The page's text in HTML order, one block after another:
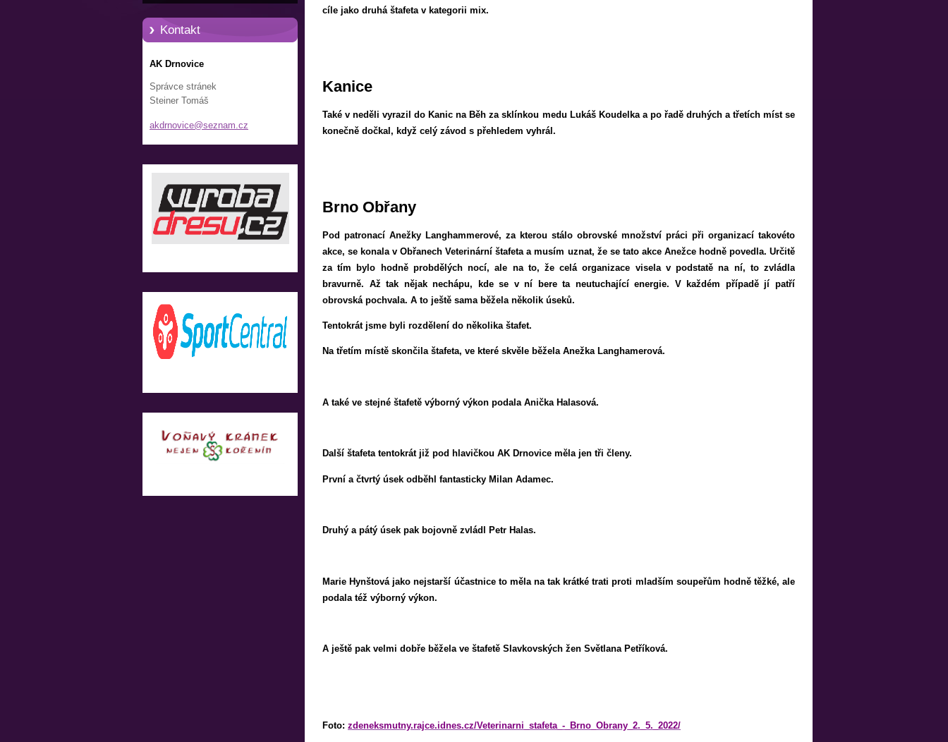
Kontakt
AK Drnovice
Správce stránek
Steiner Tomáš
akdrnovice@seznam.cz
cíle jako druhá štafeta v kategorii mix.
Kanice
Také v neděli vyrazil do Kanic na Běh za sklínkou medu Lukáš Koudelka a po řadě druhých a třetích míst se
konečně dočkal, když celý závod s přehledem vyhrál.
Brno Obřany
Pod patronací Anežky Langhammerové, za kterou stálo obrovské množství práci při organizací takovéto
akce, se konala v Obřanech Veterinární štafeta a musím uznat, že se tato akce Anežce hodně povedla. Určitě
za tím bylo hodně probdělých nocí, ale na to, že celá organizace visela v podstatě na ní, to zvládla
bravurně. Až tak nějak nechápu, kde se v ní bere ta neutuchající energie. V každém případě jí patří
obrovská pochvala. A to ještě sama běžela několik úseků.
Tentokrát jsme byli rozdělení do několika štafet.
Na třetím místě skončila štafeta, ve které skvěle běžela Anežka Langhamerová.
A také ve stejné štafetě výborný výkon podala Anička Halasová.
Další štafeta tentokrát již pod hlavičkou AK Drnovice měla jen tři členy.
První a čtvrtý úsek odběhl fantasticky Milan Adamec.
Druhý a pátý úsek pak bojovně zvládl Petr Halas.
Marie Hynštová jako nejstarší účastnice to měla na tak krátké trati proti mladším soupeřům hodně těžké, ale
podala též výborný výkon.
A ještě pak velmi dobře běžela ve štafetě Slavkovských žen Světlana Petříková.
Foto: zdeneksmutny.rajce.idnes.cz/Veterinarni_stafeta_-_Brno_Obrany_2._5._2022/